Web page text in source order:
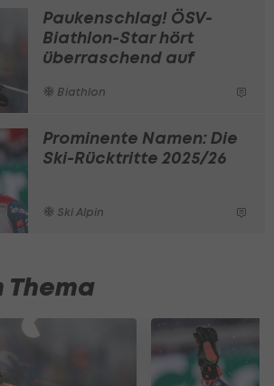
Paukenschlag! ÖSV-
Biathlon-Star hört
überraschend auf
Biathlon
Prominente Namen: Die
Ski-Rücktritte 2025/26
Ski Alpin
Thema